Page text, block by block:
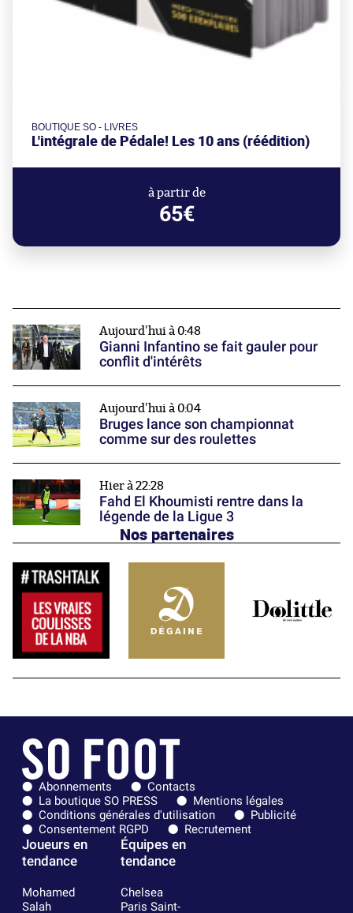
BOUTIQUE SO - LIVRES
L'intégrale de Pédale! Les 10 ans (réédition)
à partir de
65€
Aujourd'hui à 0:48
Gianni Infantino se fait gauler pour
conflit d'intérêts
Aujourd'hui à 0:04
Bruges lance son championnat
comme sur des roulettes
Hier à 22:28
Fahd El Khoumisti rentre dans la
légende de la Ligue 3
Nos partenaires
Abonnements
Contacts
La boutique SO PRESS
Mentions légales
Conditions générales d'utilisation
Publicité
Consentement RGPD
Recrutement
Joueurs en
tendance
Mohamed
Salah
Équipes en
tendance
Chelsea
Paris Saint-